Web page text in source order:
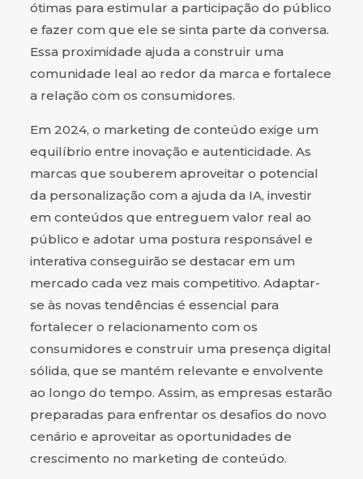
ótimas para estimular a participação do público
e fazer com que ele se sinta parte da conversa.
Essa proximidade ajuda a construir uma
comunidade leal ao redor da marca e fortalece
a relação com os consumidores.
Em 2024, o marketing de conteúdo exige um
equilíbrio entre inovação e autenticidade. As
marcas que souberem aproveitar o potencial
da personalização com a ajuda da IA, investir
em conteúdos que entreguem valor real ao
público e adotar uma postura responsável e
interativa conseguirão se destacar em um
mercado cada vez mais competitivo. Adaptar-
se às novas tendências é essencial para
fortalecer o relacionamento com os
consumidores e construir uma presença digital
sólida, que se mantém relevante e envolvente
ao longo do tempo. Assim, as empresas estarão
preparadas para enfrentar os desafios do novo
cenário e aproveitar as oportunidades de
crescimento no marketing de conteúdo.